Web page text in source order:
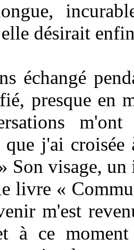
désirait
échangé
presque en
j'ai
Son visage,
livre «
m'est
à ce